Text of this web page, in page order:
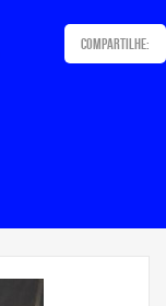
Compartilhe: